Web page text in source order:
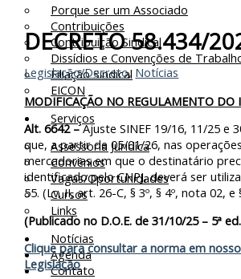
Porque ser um Associado
Contribuições
Contribuição Sindical
Dissídios e Convenções de
Filiação Sindical
EICON
Serviços
Assessoria Juridica
Convênios
Vagas/Oportunidades
Cursos
Links
Notícias
Agenda
Contato
DECRETO 58.434/
Legislação/Decreto, Notícias
MODIFICAÇÃO NO REGULAMENTO DO
Alt. 6642–Ajuste SINEF 19/16, 11/25 e
que, a partir de 05/01/26, nas
mercadorias em que o destinatário
identificado pelo CNPJ, deverá ser
55. (Lv. II, art. 26-C, § 3º, § 4º, nota 02, e
(Publicado no D.O.E. de 31/10/25 – 5ª
Clique para consultar a norma em
Legislação